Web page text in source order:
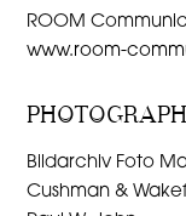
ROOM
www.room-
Bildarchiv Foto
Cushman &